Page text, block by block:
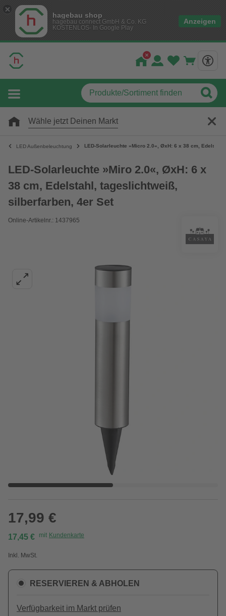
hagebau shop
hagebau connect GmbH & Co. KG
KOSTENLOS- In Google Play
Anzeigen
Wähle jetzt Deinen Markt
LED Außenbeleuchtung LED-Solarleuchte »Micro 2.0«, ØxH: 6 x 38 cm,
LED-Solarleuchte »Miro 2.0«, ØxH: 6 x
38 cm, Edelstahl, tageslichtweiß,
silberfarben, 4er Set
Online-Artikelnr.: 1437965
17,99 €
17,45 € mit Kundenkarte
Inkl. MwSt.
RESERVIEREN & ABHOLEN
Verfügbarkeit im Markt prüfen